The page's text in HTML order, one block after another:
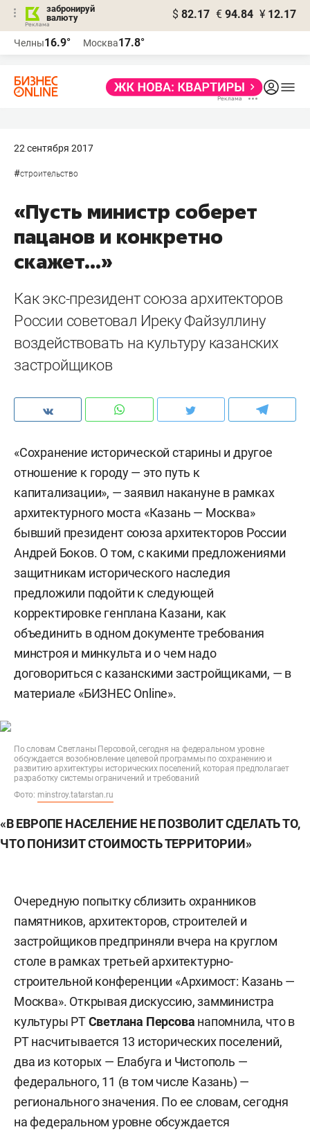
забронируй
валюту
$ 82.17 € 94.84 ¥ 12.17
Челны16.9° Москва17.8°
22 сентября 2017
#строительство
«Пусть министр соберет
пацанов и конкретно
скажет...»
Как экс-президент союза архитекторов
России советовал Иреку Файзуллину
воздействовать на культуру казанских
застройщиков
«Сохранение исторической старины и другое
отношение к городу — это путь к
капитализации», — заявил накануне в рамках
архитектурного моста «Казань — Москва»
бывший президент союза архитекторов России
Андрей Боков. О том, с какими предложениями
защитникам исторического наследия
предложили подойти к следующей
корректировке генплана Казани, как
объединить в одном документе требования
минстроя и минкульта и о чем надо
договориться с казанскими застройщиками, — в
материале «БИЗНЕС Online».
По словам Светланы Персовой, сегодня на федеральном уровне
обсуждается возобновление целевой программы по сохранению и
развитию архитектуры исторических поселений, которая предполагает
разработку системы ограничений и требований
Фото: minstroy.tatarstan.ru
«В ЕВРОПЕ НАСЕЛЕНИЕ НЕ ПОЗВОЛИТ СДЕЛАТЬ ТО,
ЧТО ПОНИЗИТ СТОИМОСТЬ ТЕРРИТОРИИ»
Очередную попытку сблизить охранников
памятников, архитекторов, строителей и
застройщиков предприняли вчера на круглом
столе в рамках третьей архитектурно-
строительной конференции «Архимост: Казань —
Москва». Открывая дискуссию, замминистра
культуры РТСветлана Персова напомнила, что в
РТ насчитывается 13 исторических поселений,
два из которых — Елабуга и Чистополь —
федерального, 11 (в том числе Казань) —
регионального значения. По ее словам, сегодня
на федеральном уровне обсуждается